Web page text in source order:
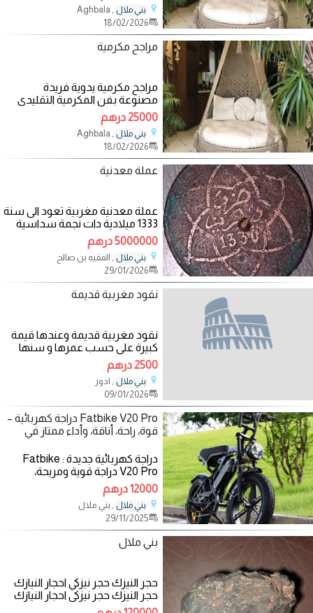
بني ملال , Aghbala
18/02/2026
مراجح مكرمية
مراجح مكرمية يدوية فريدة
مصنوعة بفن المكرمية التقليدي
ديكور جذاب للبيت او الحديقة متينة
وجميلة
25000 درهم
بني ملال , Aghbala
18/02/2026
عملة معدنية
عملة معدنية مغربية تعود الى سنة
1333 ميلادية دات نجمة سداسية
مرحبا بمن
5000000 درهم
بني ملال , الفقيه بن صالح
29/01/2026
نقود مغربية قديمة
نقود مغربية قديمة وعندها قيمة
كبيرة على حسب عمرها و سنها
حيث تعود هذه النقود الى عهد
الحسن الثاني
2500 درهم
بني ملال , ادوز
09/01/2026
Fatbike V20 Pro دراجة كهربائية –
قوة، راحة، أناقة، وأداء ممتاز في
دراجة كهربائية جديدة : Fatbike
V20 Pro دراجة قوية ومريحة،
مناسبة للمدينة والطرقات الجانبية،
بفرامل
12000 درهم
بني ملال , بني ملال
29/11/2025
بني ملال
حجر النيزك حجر نيزكي احجار النيازك
حجر النيزك حجر نيزكي احجار النيازك
حجر النيزك حجر نيزكي احجار